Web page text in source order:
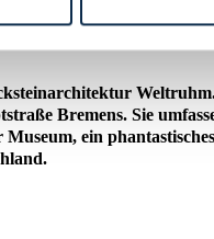
Bremens. Sie
ein